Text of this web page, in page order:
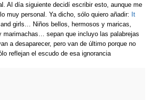
Al día siguiente decidí escribir esto, aunque me
muy personal. Ya dicho, sólo quiero añadir: It
girls… Niños bellos, hermosos y maricas,
marimachas… sepan que incluyo las palabrejas
a desaparecer, pero van de último porque no
reflejan el escudo de esa ignorancia